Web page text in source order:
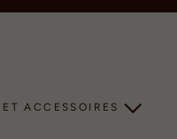
ET ACCESSOIRES